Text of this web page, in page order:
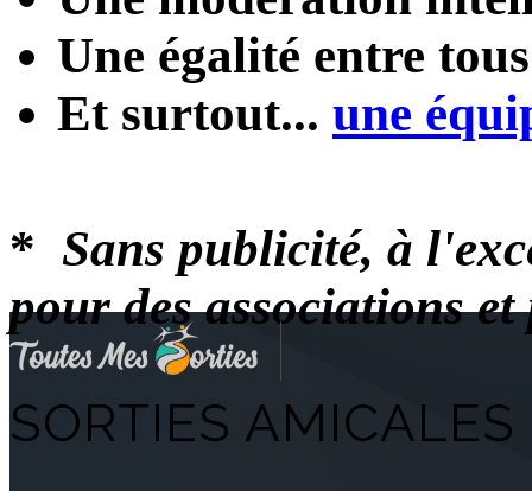
Une égalité entre
Et surtout... une
* Sans publicité, à
pour des associations
SORTIES